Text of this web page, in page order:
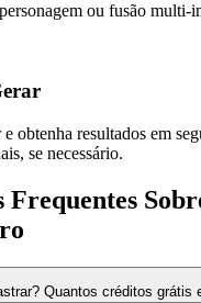
ou fusão multi-
obtenha resultados em
se necessário.
Frequentes
Quantos créditos grátis